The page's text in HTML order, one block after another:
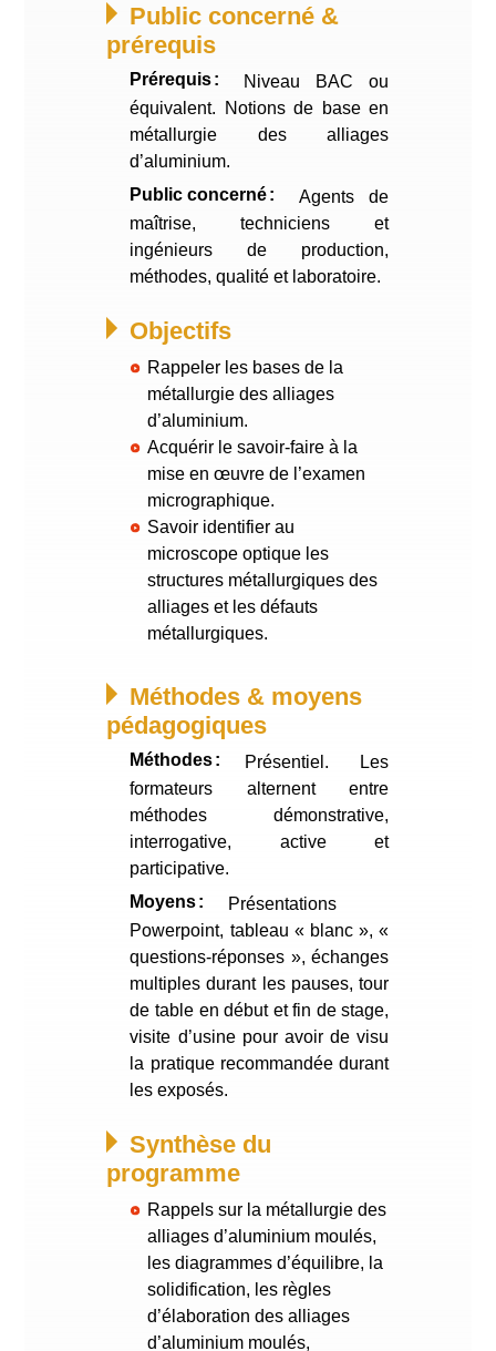
Public concerné &
prérequis
Prérequis
Niveau BAC ou
équivalent. Notions de base en
métallurgie des alliages
d’aluminium.
Public concerné
Agents de
maîtrise, techniciens et
ingénieurs de production,
méthodes, qualité et laboratoire.
Objectifs
Rappeler les bases de la
métallurgie des alliages
d’aluminium.
Acquérir le savoir-faire à la
mise en œuvre de l’examen
micrographique.
Savoir identifier au
microscope optique les
structures métallurgiques des
alliages et les défauts
métallurgiques.
Méthodes & moyens
pédagogiques
Méthodes
Présentiel. Les
formateurs alternent entre
méthodes démonstrative,
interrogative, active et
participative.
Moyens
Présentations
Powerpoint, tableau « blanc », «
questions-réponses », échanges
multiples durant les pauses, tour
de table en début et fin de stage,
visite d’usine pour avoir de visu
la pratique recommandée durant
les exposés.
Synthèse du
programme
Rappels sur la métallurgie des
alliages d’aluminium moulés,
les diagrammes d’équilibre, la
solidification, les règles
d’élaboration des alliages
d’aluminium moulés,